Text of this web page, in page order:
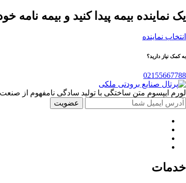
یک نماینده بیمه پیدا کنید و بیمه نامه
انتخاب نماینده
به کمک نیاز دارید؟
02155667788
لورم ایپسوم متن ساختگی با تولید سادگی نامفهوم از
خدمات